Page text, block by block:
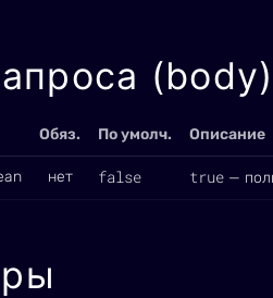
(body)
Обяз. По умолч. Описание
нет false true —